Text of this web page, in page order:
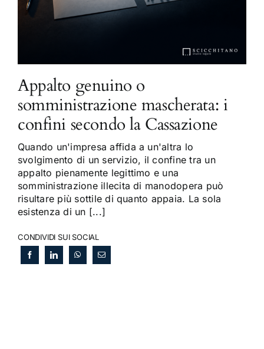
Appalto genuino o
somministrazione mascherata: i
confini secondo la Cassazione
Quando un'impresa affida a un'altra lo
svolgimento di un servizio, il confine tra un
appalto pienamente legittimo e una
somministrazione illecita di manodopera può
risultare più sottile di quanto appaia. La sola
esistenza di un [...]
CONDIVIDI SUI SOCIAL